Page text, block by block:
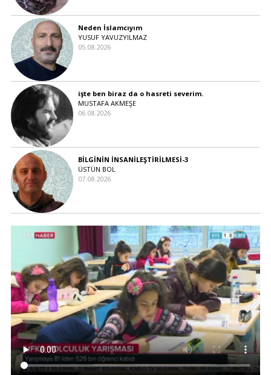
Neden İslamcıyım
YUSUF YAVUZYILMAZ
05.08.2026
işte ben biraz da o hasreti severim.
MUSTAFA AKMEŞE
06.08.2026
BİLGİNİN İNSANİLEŞTİRİLMESİ-3
ÜSTÜN BOL
07.08.2026